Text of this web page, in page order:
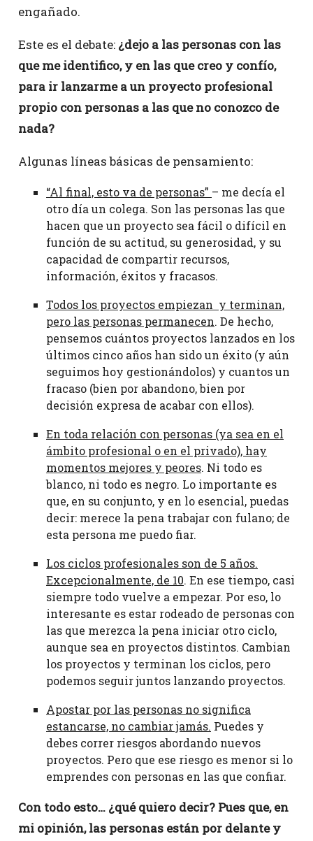
engañado.
Este es el debate: ¿dejo a las personas con las
que me identifico, y en las que creo y confío,
para ir lanzarme a un proyecto profesional
propio con personas a las que no conozco de
nada?
Algunas líneas básicas de pensamiento:
“Al final, esto va de personas” – me decía el
otro día un colega. Son las personas las que
hacen que un proyecto sea fácil o difícil en
función de su actitud, su generosidad, y su
capacidad de compartir recursos,
información, éxitos y fracasos.
Todos los proyectos empiezan y terminan,
pero las personas permanecen. De hecho,
pensemos cuántos proyectos lanzados en los
últimos cinco años han sido un éxito (y aún
seguimos hoy gestionándolos) y cuantos un
fracaso (bien por abandono, bien por
decisión expresa de acabar con ellos).
En toda relación con personas (ya sea en el
ámbito profesional o en el privado), hay
momentos mejores y peores. Ni todo es
blanco, ni todo es negro. Lo importante es
que, en su conjunto, y en lo esencial, puedas
decir: merece la pena trabajar con fulano; de
esta persona me puedo fiar.
Los ciclos profesionales son de 5 años.
Excepcionalmente, de 10. En ese tiempo, casi
siempre todo vuelve a empezar. Por eso, lo
interesante es estar rodeado de personas con
las que merezca la pena iniciar otro ciclo,
aunque sea en proyectos distintos. Cambian
los proyectos y terminan los ciclos, pero
podemos seguir juntos lanzando proyectos.
Apostar por las personas no significa
estancarse, no cambiar jamás. Puedes y
debes correr riesgos abordando nuevos
proyectos. Pero que ese riesgo es menor si lo
emprendes con personas en las que confiar.
Con todo esto… ¿qué quiero decir? Pues que, en
mi opinión, las personas están por delante y